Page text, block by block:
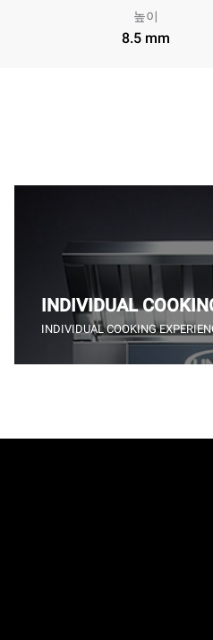
높이
8.5 mm
INDIVIDUAL
INDIVIDUAL COOKING